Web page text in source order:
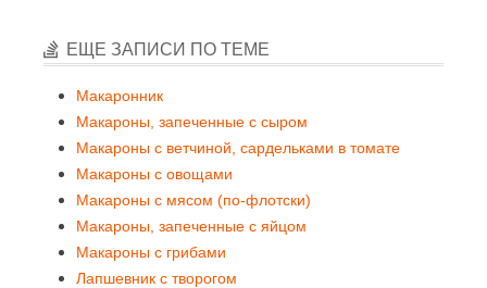
ЕЩЕ ЗАПИСИ ПО ТЕМЕ
Макаронник
Макароны, запеченные с сыром
Макароны с ветчиной, сардельками в томате
Макароны с овощами
Макароны с мясом (по-флотски)
Макароны, запеченные с яйцом
Макароны с грибами
Лапшевник с творогом